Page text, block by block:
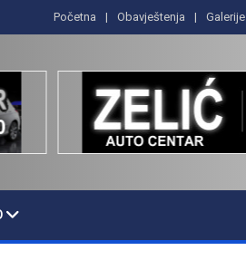
Početna Obavještenja Galerije